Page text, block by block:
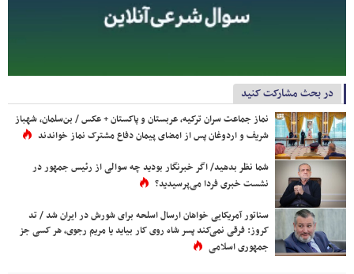
در بحث مشارکت کنید
نماز جماعت سران ترکیه، عربستان و پاکستان + عکس / بن‌سلمان، شهباز
شریف و اردوغان پس از امضای پیمان دفاع مشترک نماز خواندند
شما نظر بدهید/ اگر خبرنگار بودید چه سوالی از رئیس جمهور در
نشست خبری فردا می‌پرسیدید؟
سناتور آمریکایی خواهان ارسال اسلحه برای شورش در ایران شد / تد
کروز: فرقی نمی‌کند پسر شاه روی کار بیاید یا مریم رجوی، هر کسی جز
جمهوری اسلامی